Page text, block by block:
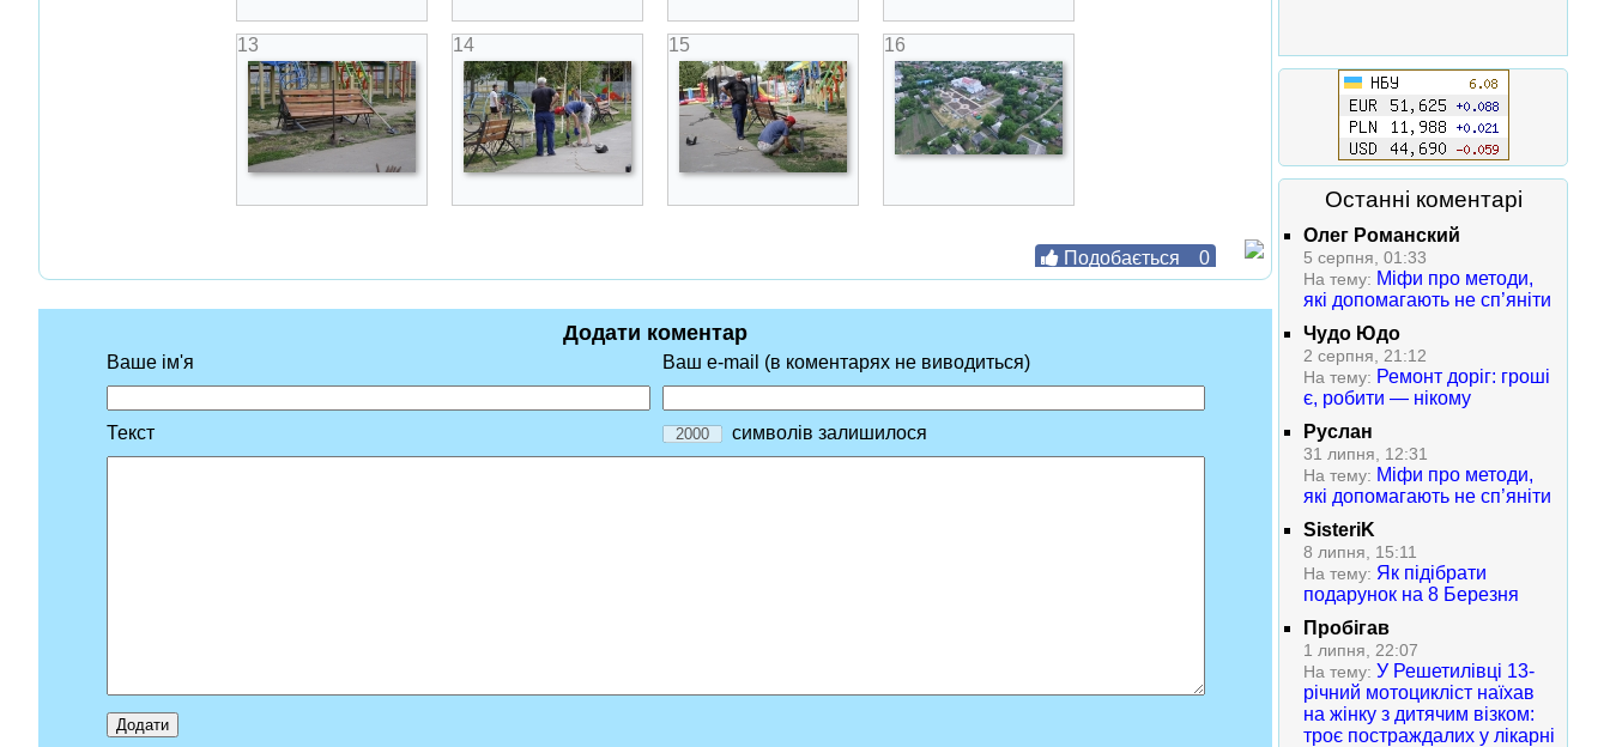
13 14 15 16
Подобається 0
Додати коментар
Ваше ім'я Ваш e-mail (в коментарях не виводиться)
Текст символів залишилося
Останні коментарі
Олег Романский
5 серпня, 01:33
На тему: Міфи про методи,
які допомагають не сп’яніти
Чудо Юдо
2 серпня, 21:12
На тему: Ремонт доріг: гроші
є, робити — нікому
Руслан
31 липня, 12:31
На тему: Міфи про методи,
які допомагають не сп’яніти
SisteriK
8 липня, 15:11
На тему: Як підібрати
подарунок на 8 Березня
Пробігав
1 липня, 22:07
На тему: У Решетилівці 13-
річний мотоцикліст наїхав
на жінку з дитячим візком:
троє постраждалих у лікарні